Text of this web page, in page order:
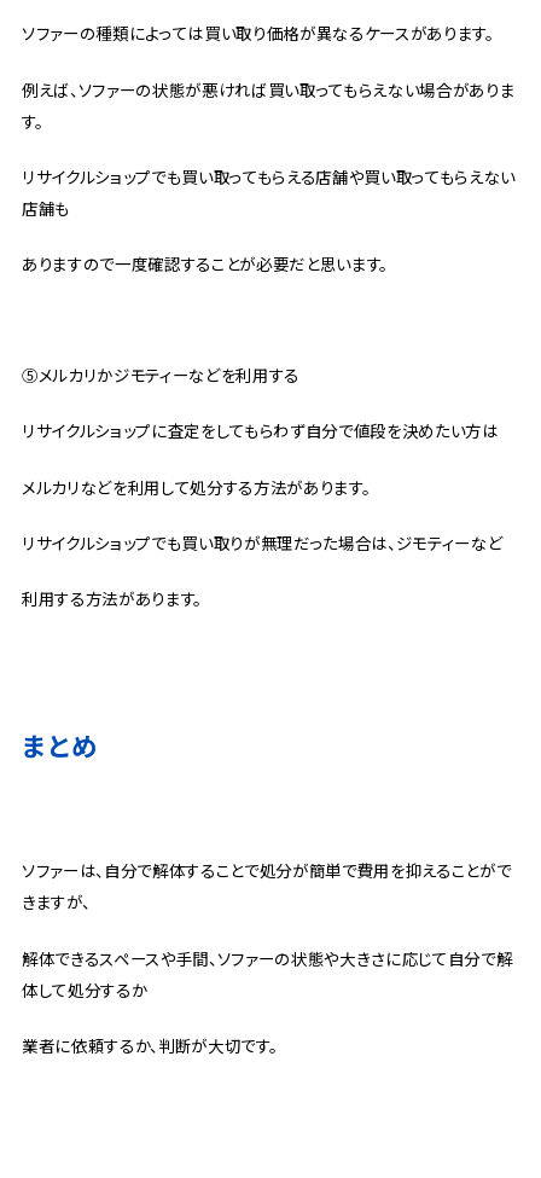
ソファーの種類によっては買い取り価格が異なるケースがあります。
例えば、ソファーの状態が悪ければ買い取ってもらえない場合がありま
す。
リサイクルショップでも買い取ってもらえる店舗や買い取ってもらえない
店舗も
ありますので一度確認することが必要だと思います。
⑤メルカリかジモティーなどを利用する
リサイクルショップに査定をしてもらわず自分で値段を決めたい方は
メルカリなどを利用して処分する方法があります。
リサイクルショップでも買い取りが無理だった場合は、ジモティーなど
利用する方法があります。
まとめ
ソファーは、自分で解体することで処分が簡単で費用を抑えることがで
きますが、
解体できるスペースや手間、ソファーの状態や大きさに応じて自分で解
体して処分するか
業者に依頼するか、判断が大切です。